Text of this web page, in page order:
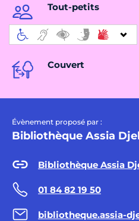
Tout-petits
Couvert
Évènement proposé par :
Bibliothèque Assia
Bibliothèque Assia
01 84 82 19 50
bibliotheque.assia-